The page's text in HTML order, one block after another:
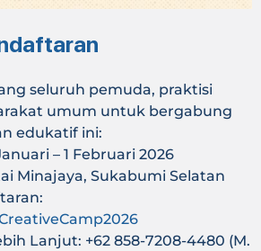
seluruh pemuda, praktisi
umum untuk bergabung
edukatif ini:
– 1 Februari 2026
Minajaya, Sukabumi Selatan
Lanjut: +62 858-7208-4480 (M.